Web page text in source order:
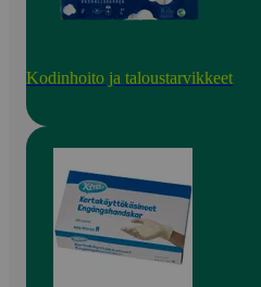
Kodinhoito ja taloustarvikkeet